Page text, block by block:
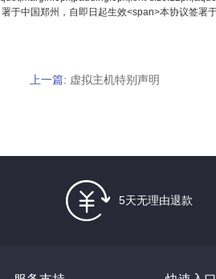
上一篇: 虚拟主机特别声明
5天无理由退款